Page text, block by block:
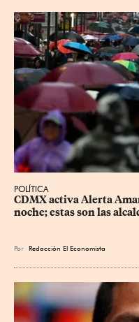
POLÍTICA
CDMX activa Alerta
noche; estas son las
Por Redacción El Economista